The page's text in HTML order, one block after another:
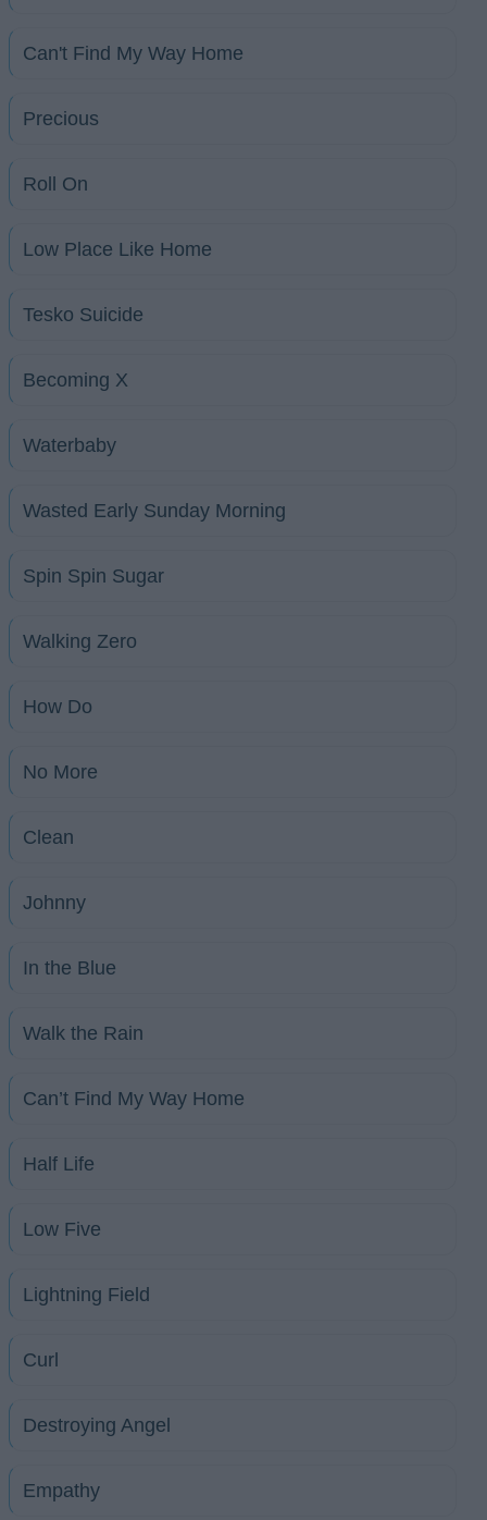
Can't Find My Way Home
Precious
Roll On
Low Place Like Home
Tesko Suicide
Becoming X
Waterbaby
Wasted Early Sunday Morning
Spin Spin Sugar
Walking Zero
How Do
No More
Clean
Johnny
In the Blue
Walk the Rain
Can’t Find My Way Home
Half Life
Low Five
Lightning Field
Curl
Destroying Angel
Empathy